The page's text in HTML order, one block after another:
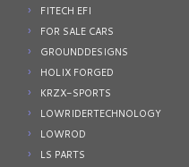
FITECH EFI
FOR SALE CARS
GROUNDDESIGNS
HOLIX FORGED
KRZX-SPORTS
LOWRIDERTECHNOLOGY
LOWROD
LS PARTS